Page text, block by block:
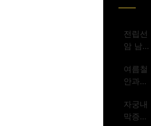
전립선
암 남성
시대
여름철
안과질
자궁내
막증식